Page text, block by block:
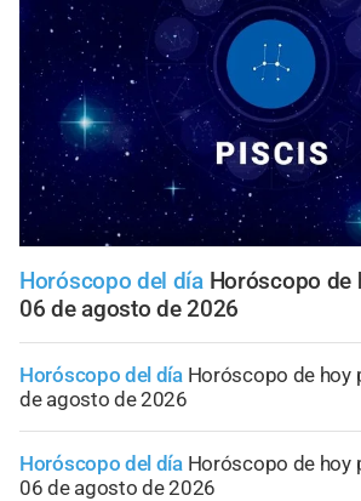
Horóscopo del día Horóscopo de
06 de agosto de 2026
Horóscopo del día Horóscopo de hoy
de agosto de 2026
Horóscopo del día Horóscopo de hoy
06 de agosto de 2026